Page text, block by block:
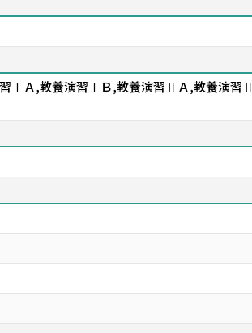
習ⅠＡ,教養演習ⅠＢ,教養演習ⅡＡ,教養演習